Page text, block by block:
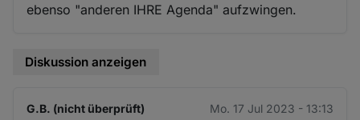
ebenso "anderen IHRE Agenda" aufzwingen.
Diskussion anzeigen
G.B. (nicht überprüft) Mo. 17 Jul 2023 - 13:13